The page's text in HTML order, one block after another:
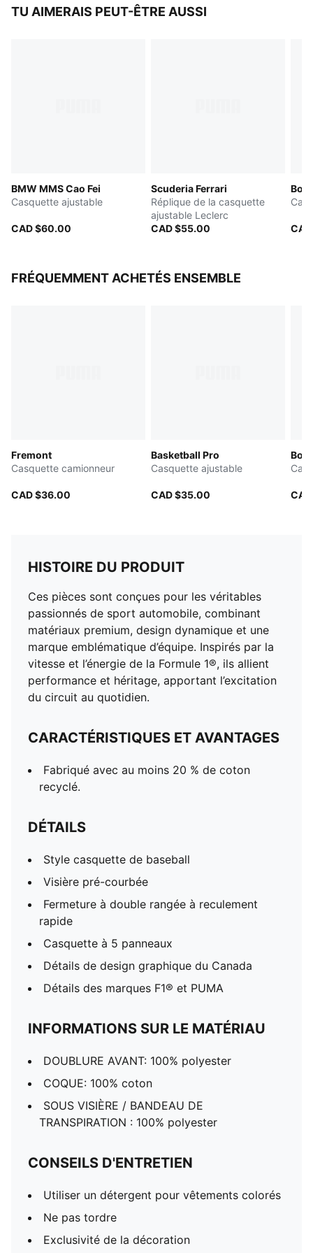
Style casquette de baseball
TU AIMERAIS PEUT-ÊTRE AUSSI
BMW MMS Cao Fei
Casquette ajustable
CAD $60.00
Scuderia Ferrari
Réplique de la casquette
ajustable Leclerc
CAD $55.00
FRÉQUEMMENT ACHETÉS ENSEMBLE
Fremont
Casquette camionneur
CAD $36.00
Basketball Pro
Casquette ajustable
CAD $35.00
HISTOIRE DU PRODUIT
Ces pièces sont conçues pour les véritables
passionnés de sport automobile, combinant
matériaux premium, design dynamique et une
marque emblématique d’équipe. Inspirés par la
vitesse et l’énergie de la Formule 1®, ils allient
performance et héritage, apportant l’excitation
du circuit au quotidien.
CARACTÉRISTIQUES ET AVANTAGES
Fabriqué avec au moins 20 % de coton
recyclé.
DÉTAILS
Style casquette de baseball
Visière pré-courbée
Fermeture à double rangée à reculement
rapide
Casquette à 5 panneaux
Détails de design graphique du Canada
Détails des marques F1® et PUMA
INFORMATIONS SUR LE MATÉRIAU
DOUBLURE AVANT: 100% polyester
COQUE: 100% coton
SOUS VISIÈRE / BANDEAU DE
TRANSPIRATION : 100% polyester
CONSEILS D'ENTRETIEN
Utiliser un détergent pour vêtements colorés
Ne pas tordre
Exclusivité de la décoration